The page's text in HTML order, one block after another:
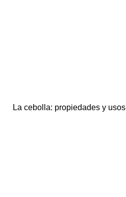
La cebolla: propiedades y usos